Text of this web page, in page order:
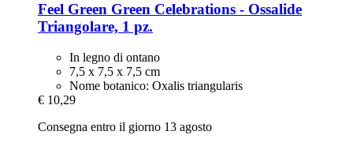
Feel Green Green Celebrations -​ Ossalide
Triangolare, 1 pz.
In legno di ontano
7,5 x 7,5 x 7,5 cm
Nome botanico: Oxalis triangularis
€ 10,29
Consegna entro il giorno 13 agosto